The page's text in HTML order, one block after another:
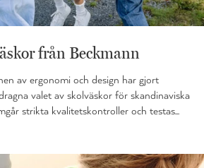
från Beckmann
av ergonomi och design har gjort
valet av skolväskor för skandinaviska
strikta kvalitetskontroller och testas...